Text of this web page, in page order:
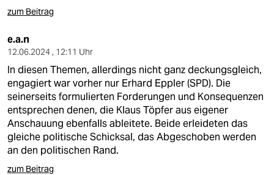
zum Beitrag
e.a.n
12.06.2024 , 12:11 Uhr
In diesen Themen, allerdings nicht ganz deckungsgleich,
engagiert war vorher nur Erhard Eppler (SPD). Die
seinerseits formulierten Forderungen und Konsequenzen
entsprechen denen, die Klaus Töpfer aus eigener
Anschauung ebenfalls ableitete. Beide erleideten das
gleiche politische Schicksal, das Abgeschoben werden
an den politischen Rand.
zum Beitrag